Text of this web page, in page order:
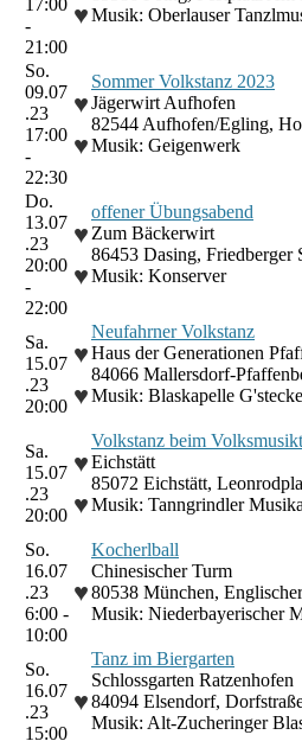
17:00
-
21:00
♥Musik: Oberlauser
So.
09.07
.23
17:00
-
22:30
♥
♥
Sommer Volkstanz 2023
Jägerwirt Aufhofen
82544 Aufhofen/Egling,
Musik: Geigenwerk
Do.
13.07
.23
20:00
-
22:00
♥
♥
offener Übungsabend
Zum Bäckerwirt
86453 Dasing, Friedberger
Musik: Konserver
Sa.
15.07
.23
20:00
♥
♥
Neufahrner Volkstanz
Haus der Generationen
84066 Mallersdorf-
Musik: Blaskapelle
Sa.
15.07
.23
20:00
♥
♥
Volkstanz beim
Eichstätt
85072 Eichstätt,
Musik: Tanngrindler
So.
16.07
.23
6:00 -
10:00
♥
Kocherlball
Chinesischer Turm
80538 München,
Musik: Niederbayerischer
So.
16.07
.23
15:00
♥
Tanz im Biergarten
Schlossgarten Ratzenhofen
84094 Elsendorf,
Musik: Alt-Zucheringer